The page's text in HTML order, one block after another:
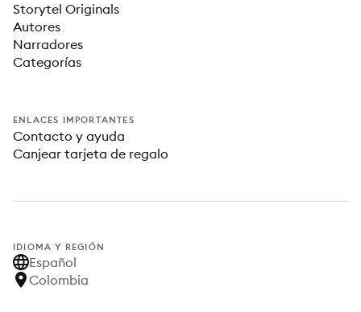
Storytel Originals
Autores
Narradores
Categorías
ENLACES IMPORTANTES
Contacto y ayuda
Canjear tarjeta de regalo
IDIOMA Y REGIÓN
Español
Colombia